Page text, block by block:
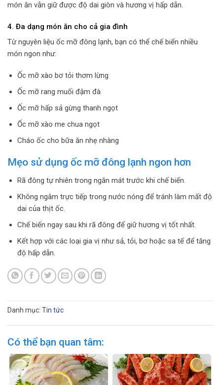
món ăn vẫn giữ được độ dai giòn và hương vị hấp dẫn.
4. Đa dạng món ăn cho cả gia đình
Từ nguyên liệu ốc mỡ đông lạnh, bạn có thể chế biến nhiều
món ngon như:
Ốc mỡ xào bơ tỏi thơm lừng
Ốc mỡ rang muối đậm đà
Ốc mỡ hấp sả gừng thanh ngọt
Ốc mỡ xào me chua ngọt
Cháo ốc cho bữa ăn nhẹ nhàng
Mẹo sử dụng ốc mỡ đông lạnh ngon hơn
Rã đông tự nhiên trong ngăn mát trước khi chế biến.
Không ngâm trực tiếp trong nước nóng để tránh làm mất độ
dai của thịt ốc.
Chế biến ngay sau khi rã đông để giữ hương vị tốt nhất.
Kết hợp với các loại gia vị như sả, tỏi, bơ hoặc sa tế để tăng
độ hấp dẫn.
Danh mục: Tin tức
Có thể bạn quan tâm: